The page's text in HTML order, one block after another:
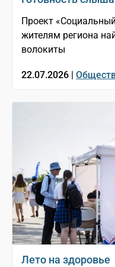
Проект
жителям региона
волокиты
22.07.2026 |
Лето на здоровье